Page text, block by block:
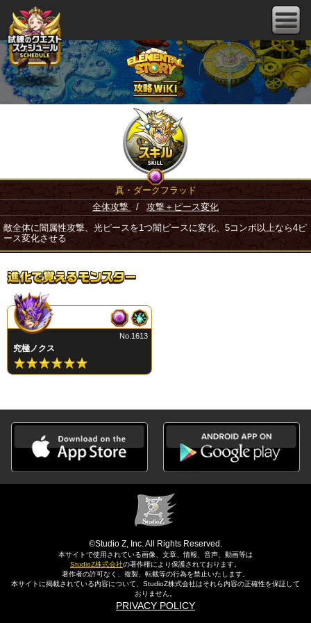
真・ダークフラッド
全体攻撃
/ 攻撃＋ピース変化
敵全体に闇属性攻撃、光ピースを1つ闇ピースに変化、5コンボ以上なら4ピ
ース変化させる
究極ノクス
No.1613
©Studio Z, Inc. All Rights Reserved.
本サイトで使用されている画像、文章、情報、音声、動画等は
StudioZ株式会社の著作権により保護されております。
著作者の許可なく、複製、転載等の行為を禁止いたします。
本サイトに掲載されている内容について、StudioZ株式会社はそれら内容の正確性を保証して
おりません。
PRIVACY POLICY